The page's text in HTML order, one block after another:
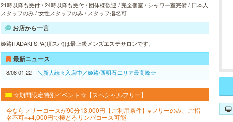
21時以降も受付 / 24時以降も受付 / 団体様歓迎 / 完全個室 / シャワー室完備 / 日本人
スタッフのみ / 女性スタッフのみ / スタッフ指名可
お店から一言
姫路ITADAKI SPA(頂スパ)は最上級メンズエステサロンです。
最新ニュース
8/08 01:22 ＼新人続々入店中／姫路/西明石エリア最高峰☆
☆期間限定特別イベント☆【スペシャルフリー】
今ならフリーコースが90分13,000円【ご利用条件】※フリーのみ、ご指
名不可※+4,000円で極とろリンパコース可能